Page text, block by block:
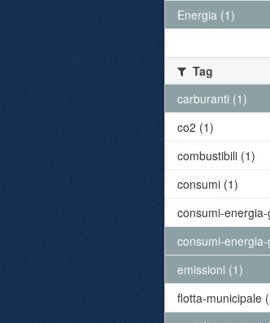
Energia (1)
Tag
carburanti (1)
co2 (1)
combustibili (1)
consumi (1)
consumi-
consumi-
emissioni (1)
flotta-municipale